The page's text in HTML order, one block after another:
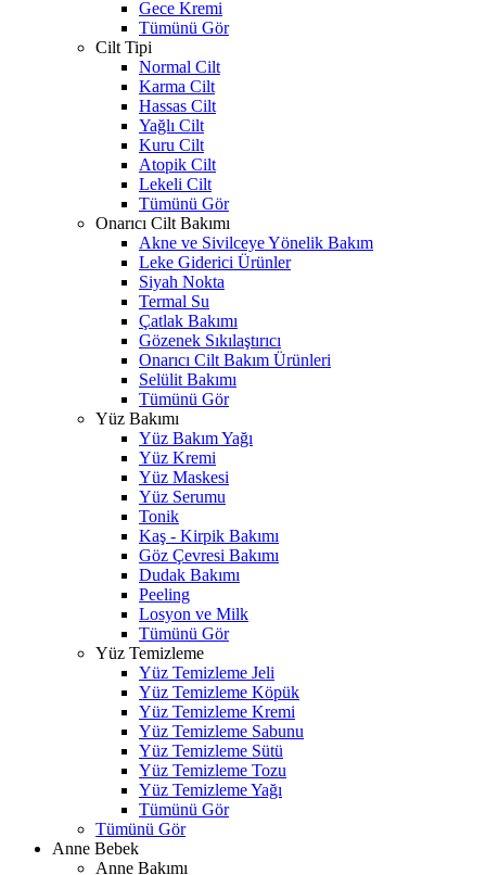
Gece Kremi
Tümünü Gör
Cilt Tipi
Normal Cilt
Karma Cilt
Hassas Cilt
Yağlı Cilt
Kuru Cilt
Atopik Cilt
Lekeli Cilt
Tümünü Gör
Onarıcı Cilt Bakımı
Akne ve Sivilceye Yönelik Bakım
Leke Giderici Ürünler
Siyah Nokta
Termal Su
Çatlak Bakımı
Gözenek Sıkılaştırıcı
Onarıcı Cilt Bakım Ürünleri
Selülit Bakımı
Tümünü Gör
Yüz Bakımı
Yüz Bakım Yağı
Yüz Kremi
Yüz Maskesi
Yüz Serumu
Tonik
Kaş - Kirpik Bakımı
Göz Çevresi Bakımı
Dudak Bakımı
Peeling
Losyon ve Milk
Tümünü Gör
Yüz Temizleme
Yüz Temizleme Jeli
Yüz Temizleme Köpük
Yüz Temizleme Kremi
Yüz Temizleme Sabunu
Yüz Temizleme Sütü
Yüz Temizleme Tozu
Yüz Temizleme Yağı
Tümünü Gör
Tümünü Gör
Anne Bebek
Anne Bakımı